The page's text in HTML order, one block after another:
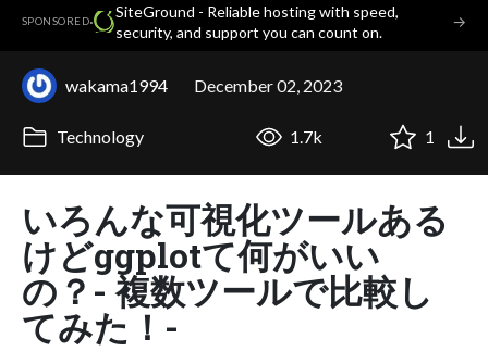
SPONSORED·
SiteGround - Reliable hosting with speed,
security, and support you can count on.
→
wakama1994 December 02, 2023
Technology 1.7k 1
いろんな可視化ツールある
けどggplotて何がいい
の？- 複数ツールで比較し
てみた！-